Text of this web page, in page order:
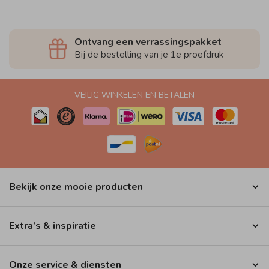
Ontvang een verrassingspakket
Bij de bestelling van je 1e proefdruk
VEILIG WINKELEN EN BETALEN
Bekijk onze mooie producten
Extra’s & inspiratie
Onze service & diensten